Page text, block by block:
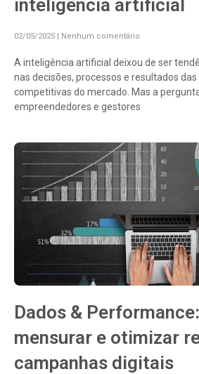
inteligência artificial
02/05/2025 Nenhum comentário
A inteligência artificial deixou de ser
nas decisões, processos e resultados
competitivas do mercado. Mas a
empreendedores e gestores
Dados &
mensurar e otimizar
campanhas digitais